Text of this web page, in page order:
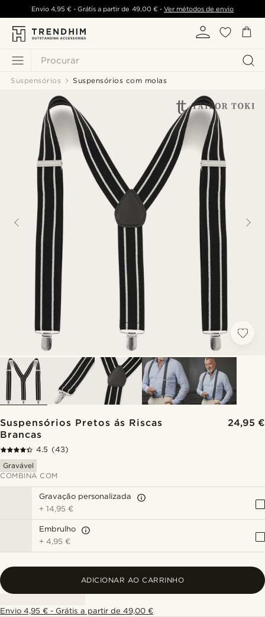
Procurar
Envio 4,95 €- Grátis a partir de 49,00 €- Ver métodos de envio
Suspensórios Suspensórios com molas
Suspensórios Pretos ás Riscas
Brancas
24,95 €
4.5 (43)
Gravável
COMBINA COM
Gravação personalizada
+14,95 €
Embrulho
+4,95 €
ADICIONAR AO CARRINHO
Envio 4,95 € - Grátis a partir de 49,00 €